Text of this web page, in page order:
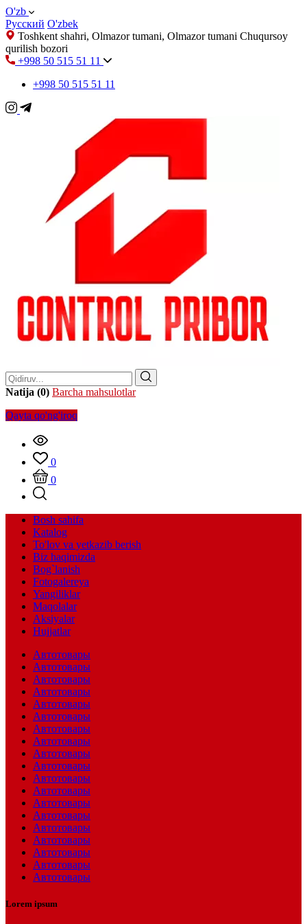
O'zb
Русский O'zbek
Toshkent shahri, Olmazor tumani, Olmazor tumani Chuqursoy
qurilish bozori
+998 50 515 51 11
+998 50 515 51 11
Natija (0) Barcha mahsulotlar
Qayta qo'ng'iroq
0
0
Bosh sahifa
Katalog
To'lov va yetkazib berish
Biz haqimizda
Bog`lanish
Fotogalereya
Yangiliklar
Maqolalar
Aksiyalar
Hujjatlar
Автотовары
Автотовары
Автотовары
Автотовары
Автотовары
Автотовары
Автотовары
Автотовары
Автотовары
Автотовары
Автотовары
Автотовары
Автотовары
Автотовары
Автотовары
Автотовары
Автотовары
Автотовары
Автотовары
Lorem ipsum